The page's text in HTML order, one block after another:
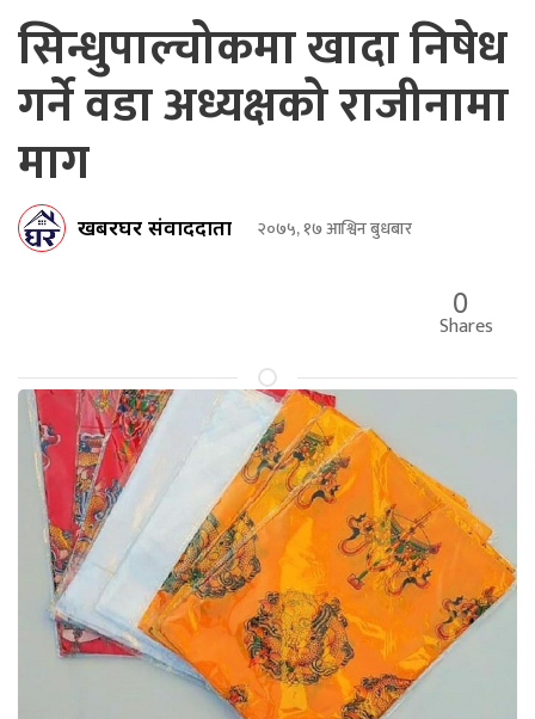
सिन्धुपाल्चोकमा खादा निषेध
गर्ने वडा अध्यक्षको राजीनामा
माग
खबरघर संवाददाता २०७५, १७ आश्विन बुधबार
0
Shares